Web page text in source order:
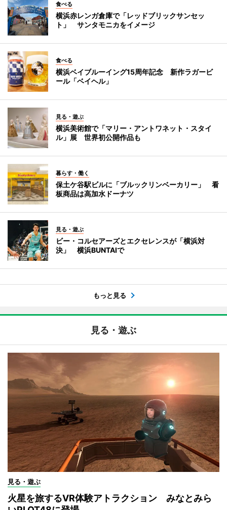
食べる
横浜赤レンガ倉庫で「レッドブリックサンセッ
ト」 サンタモニカをイメージ
食べる
横浜ベイブルーイング15周年記念 新作ラガービ
ール「ベイヘル」
見る・遊ぶ
横浜美術館で「マリー・アントワネット・スタイ
ル」展 世界初公開作品も
暮らす・働く
保土ケ谷駅ビルに「ブルックリンベーカリー」 看
板商品は高加水ドーナツ
見る・遊ぶ
ビー・コルセアーズとエクセレンスが「横浜対
決」 横浜BUNTAIで
もっと見る
見る・遊ぶ
見る・遊ぶ
火星を旅するVR体験アトラクション みなとみら